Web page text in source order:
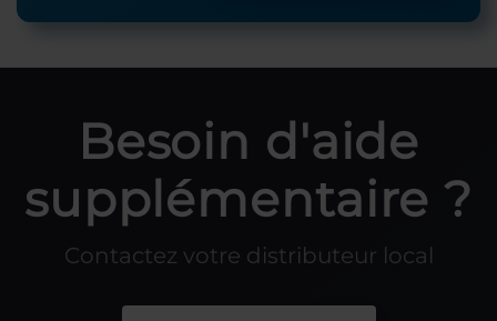
Besoin d'aide
supplémentaire ?
Contactez votre distributeur local